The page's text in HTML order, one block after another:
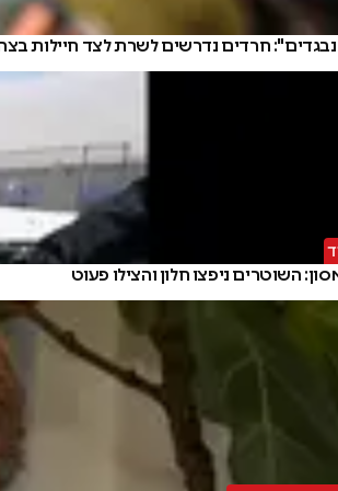
חרדים נדרשים לשרת לצד חיילות
השוטרים ניפצו חלון והצילו פעוט